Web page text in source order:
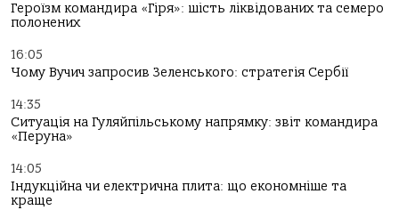
Героїзм командира «Гіря»: шість ліквідованих та семеро
полонених
16:05
Чому Вучич запросив Зеленського: стратегія Сербії
14:35
Ситуація на Гуляйпільському напрямку: звіт командира
«Перуна»
14:05
Індукційна чи електрична плита: що економніше та
краще